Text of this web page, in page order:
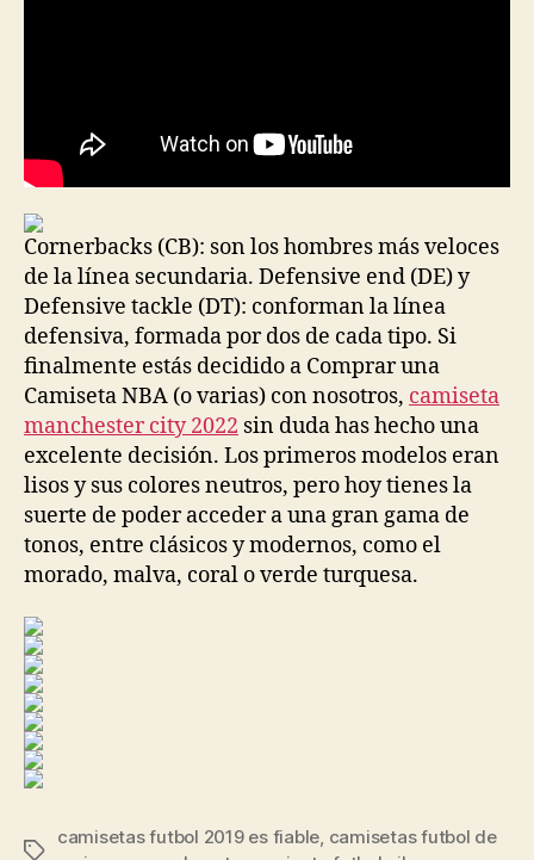
Cornerbacks (CB): son los hombres más veloces
de la línea secundaria. Defensive end (DE) y
Defensive tackle (DT): conforman la línea
defensiva, formada por dos de cada tipo. Si
finalmente estás decidido a Comprar una
Camiseta NBA (o varias) con nosotros, camiseta
manchester city 2022 sin duda has hecho una
excelente decisión. Los primeros modelos eran
lisos y sus colores neutros, pero hoy tienes la
suerte de poder acceder a una gran gama de
tonos, entre clásicos y modernos, como el
morado, malva, coral o verde turquesa.
Etiquetas
camisetas futbol 2019 es fiable, camisetas futbol de